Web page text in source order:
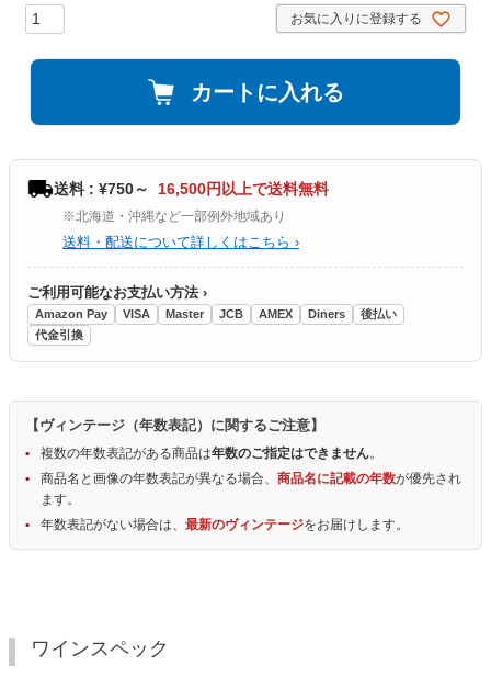
お気に入りに登録する
カートに入れる
送料 : ¥750～ 16,500円以上で送料無料
※北海道・沖縄など一部例外地域あり
送料・配送について詳しくはこちら ›
ご利用可能なお支払い方法 ›
Amazon Pay VISA Master JCB AMEX Diners
後払い
代金引換
【ヴィンテージ（年数表記）に関するご注意】
複数の年数表記がある商品は年数のご指定はできません。
商品名と画像の年数表記が異なる場合、 商品名に記載の年数が優先され
ます。
年数表記がない場合は、 最新のヴィンテージをお届けします。
ワインスペック